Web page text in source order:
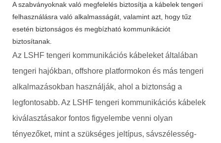
A szabványoknak való megfelelés biztosítja a kábelek tengeri
felhasználásra való alkalmasságát, valamint azt, hogy tűz
esetén biztonságos és megbízható kommunikációt
biztosítanak.
Az LSHF tengeri kommunikációs kábeleket általában
tengeri hajókban, offshore platformokon és más tengeri
alkalmazásokban használják, ahol a biztonság a
legfontosabb. Az LSHF tengeri kommunikációs kábelek
kiválasztásakor fontos figyelembe venni olyan
tényezőket, mint a szükséges jeltípus, sávszélesség-